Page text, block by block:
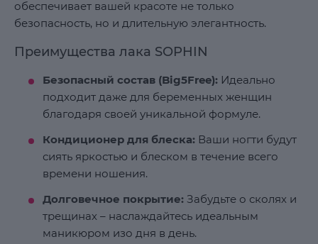
обеспечивает вашей красоте не только
безопасность, но и длительную элегантность.
Преимущества лака SOPHIN
Безопасный состав (Big5Free): Идеально
подходит даже для беременных женщин
благодаря своей уникальной формуле.
Кондиционер для блеска: Ваши ногти будут
сиять яркостью и блеском в течение всего
времени ношения.
Долговечное покрытие: Забудьте о сколях и
трещинах – наслаждайтесь идеальным
маникюром изо дня в день.